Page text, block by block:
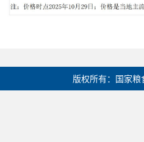
版权所有：国家